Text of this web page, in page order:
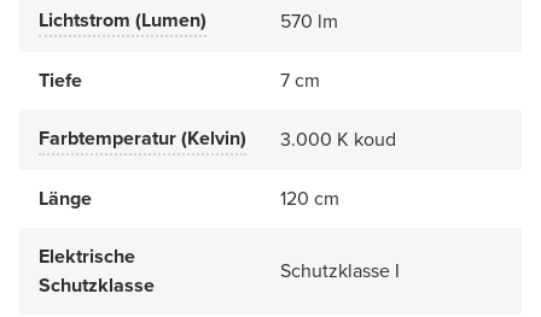
Lichtstrom (Lumen)
570 lm
Tiefe 7 cm
Farbtemperatur (Kelvin) 3.000 K koud
Länge 120 cm
Elektrische
Schutzklasse
Schutzklasse I